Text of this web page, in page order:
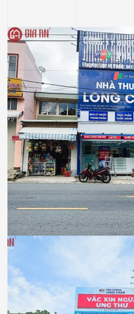
NHÀ THUỐC LONG CHÂU
Thiết Kế Thi Công Công
Long Châu Tại Xã D’Ran,